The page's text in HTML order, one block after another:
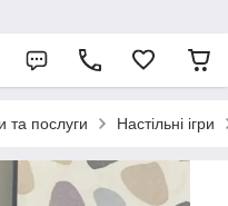
та послуги Настільні ігри